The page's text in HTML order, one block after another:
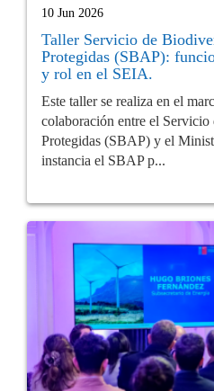
10 Jun 2026
Taller Servicio de
Protegidas (SBAP):
y rol en el SEIA.
Este taller se realiza en el
colaboración entre el
Protegidas (SBAP) y el
instancia el SBAP p...